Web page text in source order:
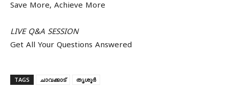
Save More, Achieve More
LIVE Q&A SESSION
Get All Your Questions Answered
TAGS ചാവക്കാട് തൃശൂർ